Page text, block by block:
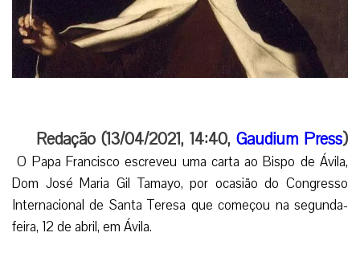
Redação (13/04/2021, 14:40, Gaudium Press)
O Papa Francisco escreveu uma carta ao Bispo de Ávila,
Dom José Maria Gil Tamayo, por ocasião do Congresso
Internacional de Santa Teresa que começou na segunda-
feira, 12 de abril, em Ávila.